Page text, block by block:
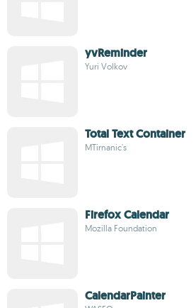
yvReminder
Yuri Volkov
Total Text Container
MTirnanic's
Firefox Calendar
Mozilla Foundation
CalendarPainter